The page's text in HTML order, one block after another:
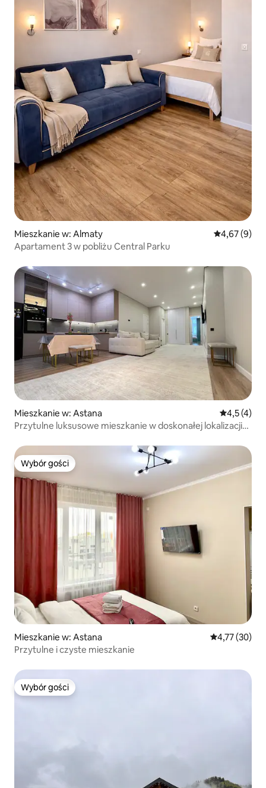
Mieszkanie w: Almaty Średnia
4,67 (9)
Apartament 3 w pobliżu Central Parku
Mieszkanie w: Astana Średnia
4,5 (4)
Przytulne luksusowe mieszkanie w doskonałej lokalizacji
Wybór gości
Wybór gości
Mieszkanie w: Astana Średnia
4,77 (30)
Przytulne i czyste mieszkanie
Wybór gości
Wybór gości